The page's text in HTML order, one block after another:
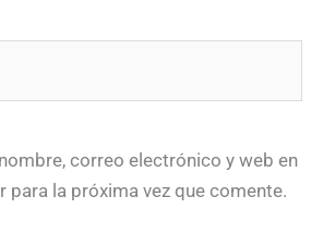
correo electrónico y web en
para la próxima vez que comente.